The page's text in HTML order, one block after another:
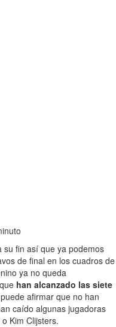
su fin así que ya podemos
de final en los cuadros de
ya no queda
han alcanzado las siete
afirmar que no han
caído algunas jugadoras
Kim Clijsters.